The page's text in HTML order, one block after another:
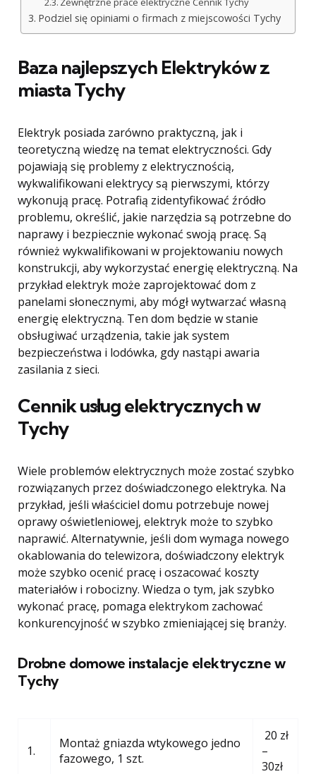
Podziel się opiniami o firmach z miejscowości Tychy
Baza najlepszych Elektryków z
miasta Tychy
Elektryk posiada zarówno praktyczną, jak i
teoretyczną wiedzę na temat elektryczności. Gdy
pojawiają się problemy z elektrycznością,
wykwalifikowani elektrycy są pierwszymi, którzy
wykonują pracę. Potrafią zidentyfikować źródło
problemu, określić, jakie narzędzia są potrzebne do
naprawy i bezpiecznie wykonać swoją pracę. Są
również wykwalifikowani w projektowaniu nowych
konstrukcji, aby wykorzystać energię elektryczną. Na
przykład elektryk może zaprojektować dom z
panelami słonecznymi, aby mógł wytwarzać własną
energię elektryczną. Ten dom będzie w stanie
obsługiwać urządzenia, takie jak system
bezpieczeństwa i lodówka, gdy nastąpi awaria
zasilania z sieci.
Cennik usług elektrycznych w
Tychy
Wiele problemów elektrycznych może zostać szybko
rozwiązanych przez doświadczonego elektryka. Na
przykład, jeśli właściciel domu potrzebuje nowej
oprawy oświetleniowej, elektryk może to szybko
naprawić. Alternatywnie, jeśli dom wymaga nowego
okablowania do telewizora, doświadczony elektryk
może szybko ocenić pracę i oszacować koszty
materiałów i robocizny. Wiedza o tym, jak szybko
wykonać pracę, pomaga elektrykom zachować
konkurencyjność w szybko zmieniającej się branży.
Drobne domowe instalacje elektryczne w
Tychy
1.
Montaż gniazda wtykowego jedno
fazowego, 1 szt.
20 zł
–
30zł